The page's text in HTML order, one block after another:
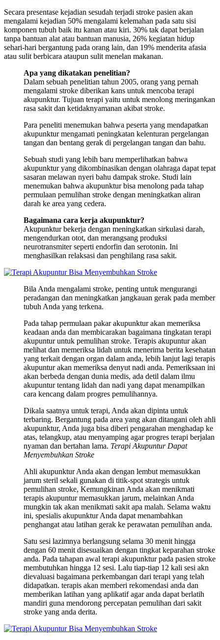
Secara presentase kejadian sesudah terjadi stroke pasien akan
mengalami kejadian 50% mengalami kelemahan pada satu sisi
komponen tubuh baik itu kanan atau kiri. 30% tak dapat berjalan
tanpa bantuan alat atau bantuan manusia, 26% kegiatan hidup
sehari-hari bergantung pada orang lain, dan 19% menderita afasia
atau sulit berbicara ataupun sulit menelan makanan.
Apa yang dikatakan penelitian?
Dalam sebuah penelitian tahun 2005, orang yang pernah
mengalami stroke diberikan kans untuk mencoba terapi
akupunktur. Tujuan terapi yaitu untuk menolong meringankan
rasa sakit dan ketidaknyamanan akibat stroke.
Para peneliti menemukan bahwa peserta yang mendapatkan
akupunktur mengamati peningkatan kelenturan pergelangan
tangan dan bentang gerak di pergelangan tangan dan bahu.
Sebuah studi yang lebih baru memperlihatkan bahwa
akupunktur yang dikombinasikan dengan olahraga dapat tepat
sasaran melawan nyeri bahu dampak stroke. Studi lain
menemukan bahwa akupunktur bisa menolong pada tahap
permulaan pemulihan stroke dengan meningkatkan aliran
darah ke area yang cedera.
Bagaimana cara kerja akupunktur?
Akupunktur bekerja dengan meningkatkan sirkulasi darah,
mengendurkan otot, dan merangsang produksi
neurotransmiter seperti endorfin dan serotonin. Ini
menghasilkan relaksasi dan penghilang rasa sakit.
Bila Anda mengalami stroke, penting untuk mengurangi
peradangan dan meningkatkan jangkauan gerak pada member
tubuh Anda yang terkena.
Pada tahap permulaan pakar akupunktur akan memeriksa
keadaan anda dan membicarakan bagaimana tingkatan terapi
akupuntur untuk pemulihan stroke. Terapis akupuntur akan
melihat dan memeriksa lidah untuk menerima berita kesehatan
yang terkait dengan organ dalam anda, lebih lanjut lagi terapis
akupuntur akan memeriksa denyut nadi anda. Pemeriksaan ini
akan berbeda dengan dunia medis, ada detil dalam ilmu
akupuntur tentang lidah dan nadi yang dapat menampilkan
cara kencang dalam progres pemulihannya.
Dikala saatnya untuk terapi, Anda akan dipinta untuk
terbaring. Bergantung pada area yang akan ditangani oleh ahli
akupunktur, Anda juga bisa diberi pengarahan menghadap ke
atas, telangkup, atau menyamping agar progres terapi berjalan
nyaman dan bertahan lama. Terapi Akupuntur Dapat
Menyembuhkan Stroke
Ahli akupunktur Anda akan dengan lembut memasukkan
jarum steril sekali gunakan di titik-spot strategis untuk
pemulihan stroke, Kemungkinan Anda akan menikmati
terapis akupuntur memasukkan jarum, melainkan Anda
mungkin tak akan menikmati sakit apa malah. Selama waktu
ini, spesialis akupunktur Anda dapat menambahkan
penghangat atau latihan gerak ke perawatan pemulihan anda.
Satu sesi lazimnya berlangsung selama 30 menit hingga
dengan 60 menit disesuaikan dengan tingkat keparahan stroke
anda. Pada tahapan awal terapi akupunktur pada pasien stroke
membutuhkan hingga 12 sesi. Lalu tiap-tiap 12 kali sesi akn
dievaluasi bagaimana perkembangan dari terapi yang telah
didapatkan. terapis akan memberi rekomendasi anda dan
memberikan latihan yang aplikatif agar anda dapat berlatih
mandiri guna mendorong percepatan pemulihan dari sakit
stroke yang anda derita.